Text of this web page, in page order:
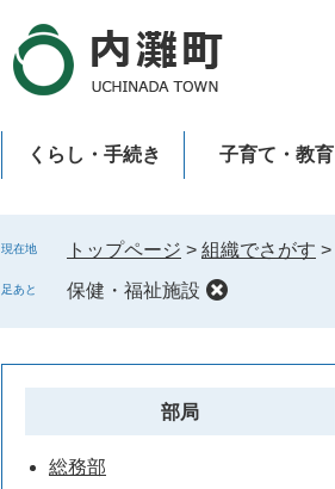
くらし・手続き 子育て・教育
現在地 トップページ > 組織でさがす >
足あと 保健・福祉施設
部局
総務部